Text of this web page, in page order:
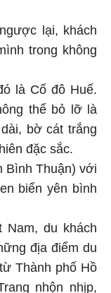
lại, khách
trong không
là Cố đô Huế.
thể bỏ lỡ là
bờ cát trắng
đặc sắc.
Bình Thuận) với
biển yên bình
Nam, du khách
địa điểm du
Thành phố Hồ
nhộn nhịp,